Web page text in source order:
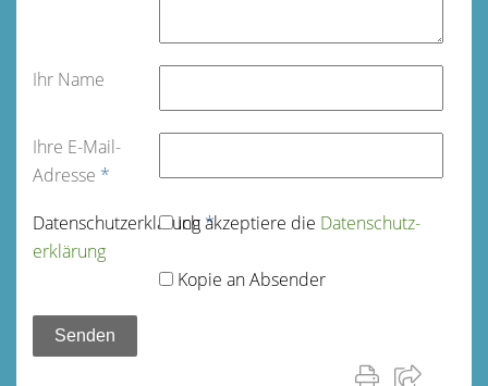
Ihr Name
Ihre E-Mail-
Adresse *
Datenschutz­erklärung*
Ich akzeptiere die Datenschutz­
erklärung
Kopie an Absender